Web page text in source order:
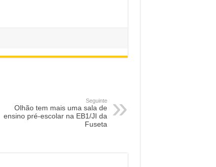
Seguinte
Olhão tem mais uma sala de
ensino pré-escolar na EB1/JI da
Fuseta